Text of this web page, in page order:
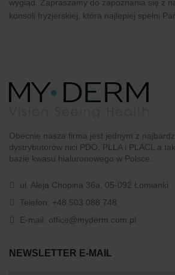
wygląd. Zapraszamy do zapoznania się z
konsoli fryzjerskiej, która najlepiej spełni
Obecnie nasza firma jest jednym z
dystrybutorów nici PDO, PLLA i PLACL a
bazie kwasu hialuronowego w Polsce.
ul. Aleja Chopina 36a, 05-092 Łomianki
Telefon: +48 503 088 748
E-mail: office@myderm.com.pl
NEWSLETTER E-MAIL